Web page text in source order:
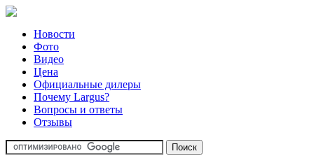
Новости
Фото
Видео
Цена
Официальные дилеры
Почему Largus?
Вопросы и ответы
Отзывы